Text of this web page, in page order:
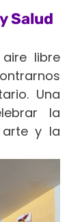
Salud
libre
Una
la
arte y la